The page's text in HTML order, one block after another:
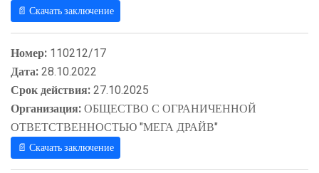
📄 Скачать заключение
Номер: 110212/17
Дата:28.10.2022
Срок действия:27.10.2025
Организация:ОБЩЕСТВО С ОГРАНИЧЕННОЙ
ОТВЕТСТВЕННОСТЬЮ "МЕГА ДРАЙВ"
📄 Скачать заключение